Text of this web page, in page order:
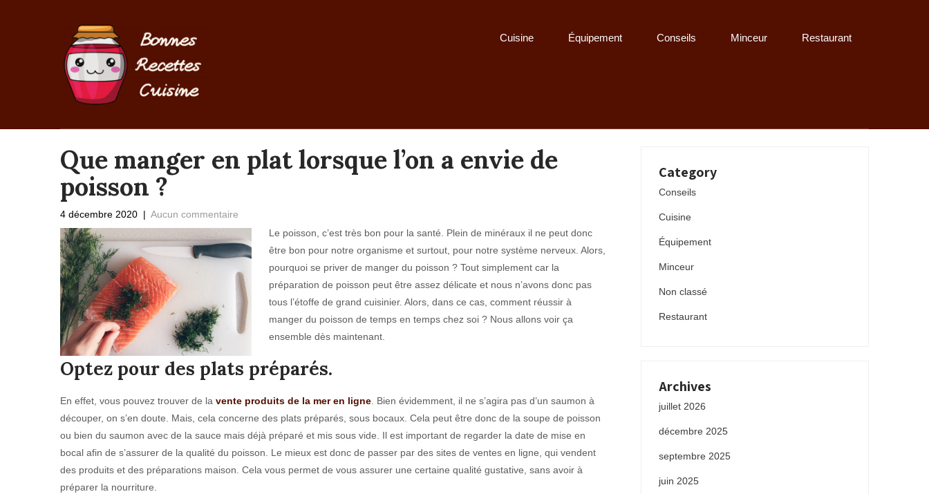
Cuisine Équipement Conseils Minceur Restaurant
Que manger en plat lorsque l’on a envie de
poisson ?
4 décembre 2020 | Aucun commentaire
Le poisson, c’est très bon pour la santé. Plein de minéraux il ne peut donc
être bon pour notre organisme et surtout, pour notre système nerveux. Alors,
pourquoi se priver de manger du poisson ? Tout simplement car la
préparation de poisson peut être assez délicate et nous n’avons donc pas
tous l’étoffe de grand cuisinier. Alors, dans ce cas, comment réussir à
manger du poisson de temps en temps chez soi ? Nous allons voir ça
ensemble dès maintenant.
Optez pour des plats préparés.
En effet, vous pouvez trouver de la vente produits de la mer en ligne. Bien évidemment, il ne s’agira pas d’un saumon à
découper, on s’en doute. Mais, cela concerne des plats préparés, sous bocaux. Cela peut être donc de la soupe de poisson
ou bien du saumon avec de la sauce mais déjà préparé et mis sous vide. Il est important de regarder la date de mise en
bocal afin de s’assurer de la qualité du poisson. Le mieux est donc de passer par des sites de ventes en ligne, qui vendent
des produits et des préparations maison. Cela vous permet de vous assurer une certaine qualité gustative, sans avoir à
préparer la nourriture.
Category
Conseils
Cuisine
Équipement
Minceur
Non classé
Restaurant
Archives
juillet 2026
décembre 2025
septembre 2025
juin 2025